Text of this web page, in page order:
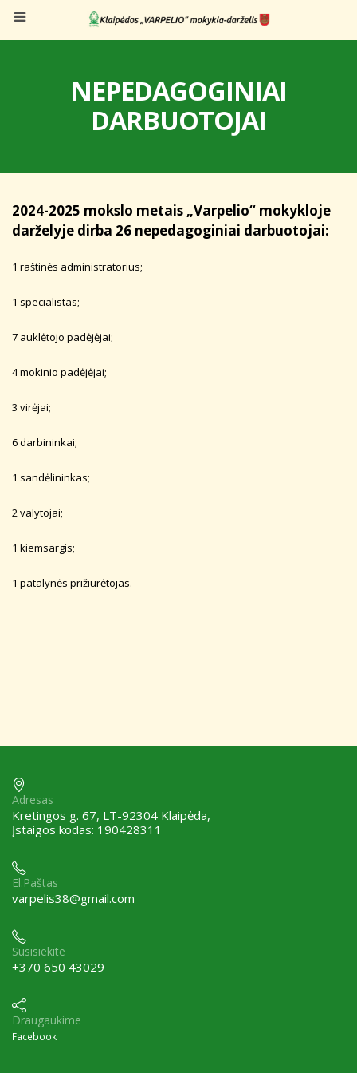
NEPEDAGOGINIAI
DARBUOTOJAI
2024-2025 mokslo metais „Varpelio“ mokykloje
darželyje dirba 26 nepedagoginiai darbuotojai:
1 raštinės administratorius;
1 specialistas;
7 auklėtojo padėjėjai;
4 mokinio padėjėjai;
3 virėjai;
6 darbininkai;
1 sandėlininkas;
2 valytojai;
1 kiemsargis;
1 patalynės prižiūrėtojas.
Adresas
Kretingos g. 67, LT-92304 Klaipėda,
Įstaigos kodas: 190428311
El.Paštas
varpelis38@gmail.com
Susisiekite
+370 650 43029
Draugaukime
Facebook